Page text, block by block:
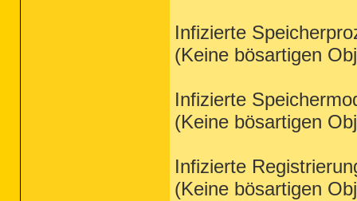
Infizierte
(Keine bösartigen
Infizierte
(Keine bösartigen
Infizierte
(Keine bösartigen